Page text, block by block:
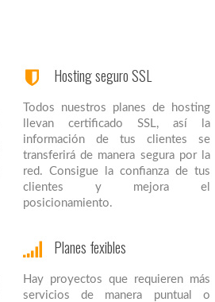
Hosting seguro SSL
Todos nuestros planes de hosting
llevan certificado SSL, así la
información de tus clientes se
transferirá de manera segura por la
red. Consigue la confianza de tus
clientes y mejora el
posicionamiento.
Planes fexibles
Hay proyectos que requieren más
servicios de manera puntual o